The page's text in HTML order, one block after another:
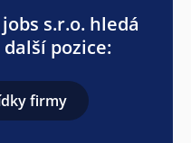
s.r.o. hledá
pozice:
firmy